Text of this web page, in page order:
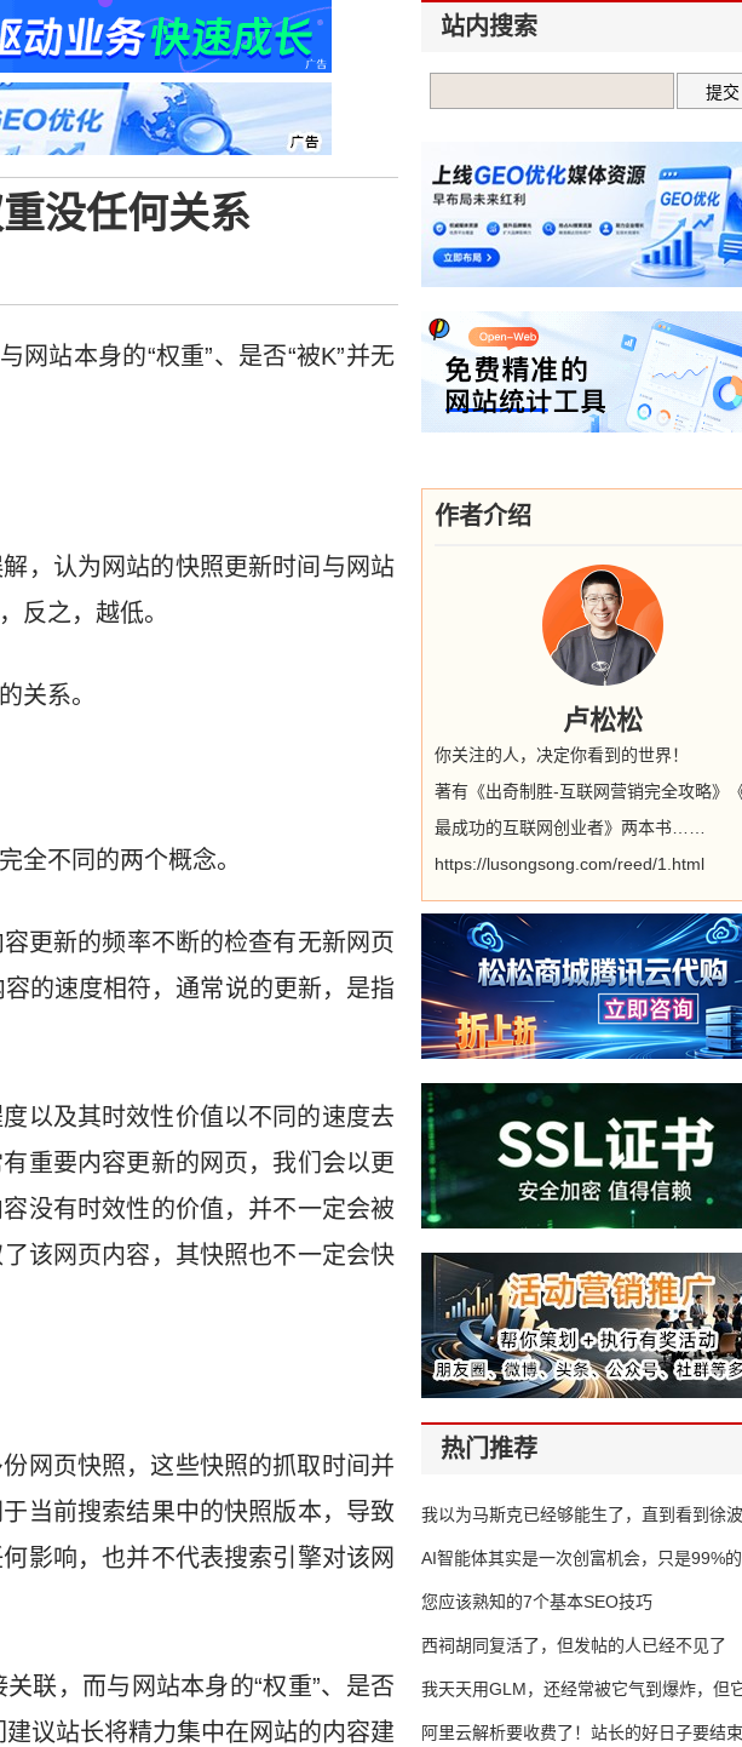
没任何关系
网站本身的“权重”、是否“被K”并无
，认为网站的快照更新时间与网站
反之，越低。
关系。
全不同的两个概念。
更新的频率不断的检查有无新网页
的速度相符，通常说的更新，是指
以及其时效性价值以不同的速度去
重要内容更新的网页，我们会以更
没有时效性的价值，并不一定会被
该网页内容，其快照也不一定会快
网页快照，这些快照的抓取时间并
当前搜索结果中的快照版本，导致
影响，也并不代表搜索引擎对该网
联，而与网站本身的“权重”、是否
议站长将精力集中在网站的内容建
站内搜索
作者介绍
卢松松
你关注的人，决定你看到的世界！
著有《出奇制胜-互联网营销完全攻略》
最成功的互联网创业者》两本书……
https://lusongsong.com/reed/1.html
热门推荐
我以为马斯克已经够能生了，直到看到
AI智能体其实是一次创富机会，只是99%
错过了
您应该熟知的7个基本SEO技巧
西祠胡同复活了，但发帖的人已经不见了
我天天用GLM，还经常被它气到爆炸，但
16万亿
阿里云解析要收费了！站长的好日子要结